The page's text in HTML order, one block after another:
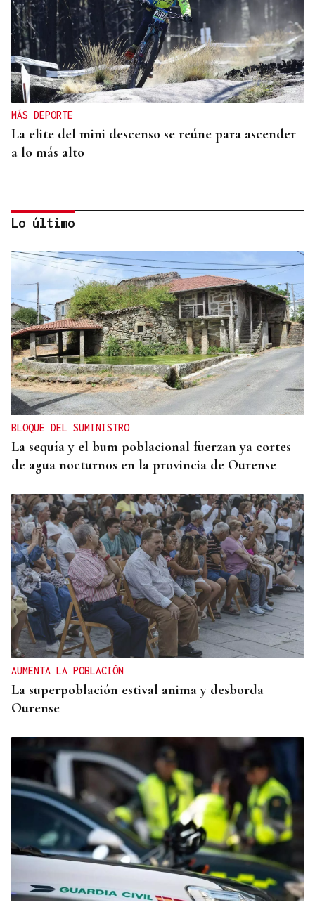
MÁS DEPORTE
La elite del mini descenso se reúne para ascender
a lo más alto
MÁS DEPORTE
La ourensana Anna Soares roza el podio del
Campeonato de España de Ajedrez
Lo último
BLOQUE DEL SUMINISTRO
La sequía y el bum poblacional fuerzan ya cortes
de agua nocturnos en la provincia de Ourense
AUMENTA LA POBLACIÓN
La superpoblación estival anima y desborda
Ourense